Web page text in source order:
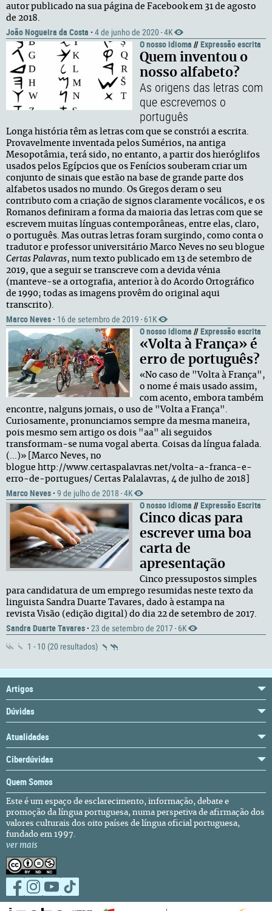
autor publicado na sua página de Facebook em 31 de agosto
de 2018.
João Nogueira da Costa · 4 de junho de 2020 · 4K
O nosso idioma //Expressão escrita
Quem inventou o
nosso alfabeto?
As origens das letras com
que escrevemos o
português
Longa história têm as letras com que se constrói a escrita.
Provavelmente inventada pelos Sumérios, na antiga
Mesopotâmia, terá sido, no entanto, a partir dos hieróglifos
usados pelos Egípcios que os Fenícios souberam criar um
conjunto de sinais que estão na base de grande parte dos
alfabetos usados no mundo. Os Gregos deram o seu
contributo com a criação de signos claramente vocálicos, e os
Romanos definiram a forma da maioria das letras com que se
escrevem muitas línguas contemporâneas, entre elas, claro,
o português. Mas outras letras foram surgindo, como conta o
tradutor e professor universitário Marco Neves no seu blogue
Certas Palavras, num texto publicado em 13 de setembro de
2019, que a seguir se transcreve com a devida vénia
(manteve-se a ortografia, anterior à do Acordo Ortográfico
de 1990; todas as imagens provêm do original aqui
transcrito).
Marco Neves · 16 de setembro de 2019 · 61K
O nosso idioma //Expressão escrita
«Volta à França» é
erro de português?
«No caso de "Volta à França",
o nome é mais usado assim,
com acento, embora também
encontre, nalguns jornais, o uso de "Volta a França".
Curiosamente, pronunciamos sempre da mesma maneira,
pois mesmo sem artigo os dois "aa" ali seguidos
transformam-se numa vogal aberta. Coisas da língua falada.
(...)» [Marco Neves, no
blogue http://www.certaspalavras.net/volta-a-franca-e-
erro-de-portugues/ Certas Palalavras, 4 de julho de 2018]
Marco Neves · 9 de julho de 2018 · 4K
O nosso idioma //Expressão Escrita
Cinco dicas para
escrever uma boa
carta de
apresentação
Cinco pressupostos simples
para candidatura de um emprego resumidas neste texto da
linguista Sandra Duarte Tavares, dado à estampa na
revista Visão (edição digital) do dia 22 de setembro de 2017.
Sandra Duarte Tavares · 23 de setembro de 2017 · 6K
1 - 10 (20 resultados)
Artigos
Dúvidas
Atualidades
Ciberdúvidas
Quem Somos
Este é um espaço de esclarecimento, informação, debate e
promoção da língua portuguesa, numa perspetiva de afirmação dos
valores culturais dos oito países de língua oficial portuguesa,
fundado em 1997.
ver mais